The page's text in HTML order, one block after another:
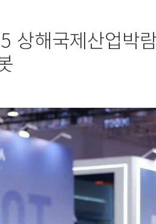
상해국제산업박